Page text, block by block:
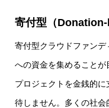
寄付型（Donation-
寄付型クラウドファンデ
への資金を集めること
プロジェクトを金銭的
待しません。多くの社